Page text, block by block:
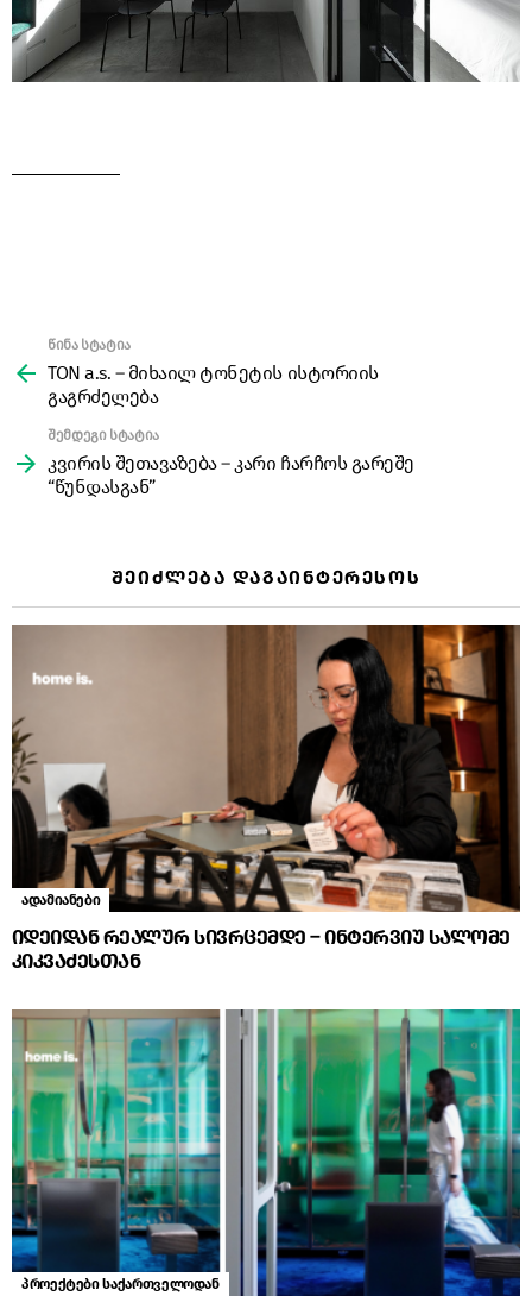
more
წინა სტატია
TON a.s. – მიხაილ ტონეტის ისტორიის
გაგრძელება
შემდეგი სტატია
კვირის შეთავაზება – კარი ჩარჩოს გარეშე
“წუნდასგან”
ᲨᲔᲘᲫᲚᲔᲑᲐ ᲓᲐᲒᲐᲘᲜᲢᲔᲠᲔᲡᲝᲡ
ადამიანები
იდეიდან რეალურ სივრცემდე – ინტერვიუ სალომე
კიკვაძესთან
პროექტები საქართველოდან